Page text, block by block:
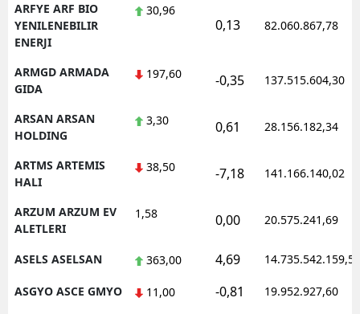
ARFYE ARF BIO
YENILENEBILIR
ENERJI
30,96
0,13 82.060.867,78
ARMGD ARMADA
GIDA
197,60 -0,35 137.515.604,30
ARSAN ARSAN
HOLDING
3,30 0,61 28.156.182,34
ARTMS ARTEMIS
HALI
38,50 -7,18 141.166.140,02
ARZUM ARZUM EV
ALETLERI
1,58 0,00 20.575.241,69
ASELS ASELSAN 363,00 4,69 14.735.542.159,50
ASGYO ASCE GMYO 11,00 -0,81 19.952.927,60